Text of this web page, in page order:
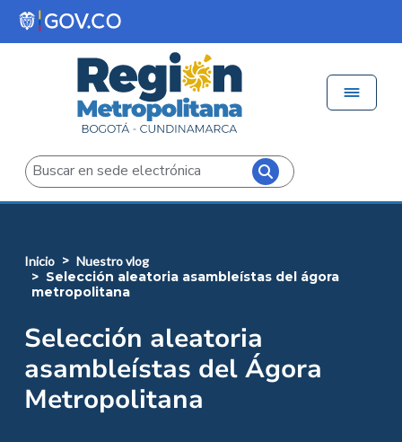
Pasar al contenido principal
Buscar
inicio nuestro vlog
selección aleatoria asambleístas del ágora
metropolitana
Selección aleatoria
asambleístas del Ágora
Metropolitana